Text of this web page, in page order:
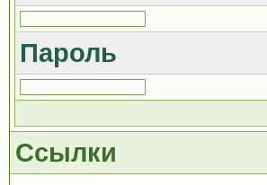
Пароль
Ссылки